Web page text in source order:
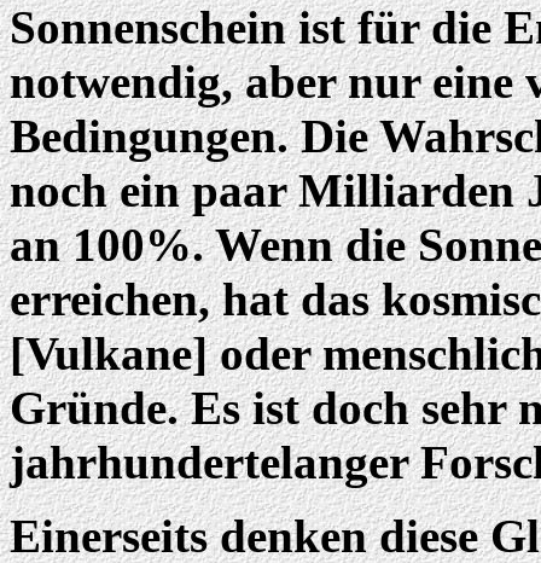
Sonnenschein ist für die
notwendig, aber nur eine
Bedingungen. Die
noch ein paar Milliarden
an 100%. Wenn die
erreichen, hat das
[Vulkane] oder
Gründe. Es ist doch sehr
jahrhundertelanger
Einerseits denken diese